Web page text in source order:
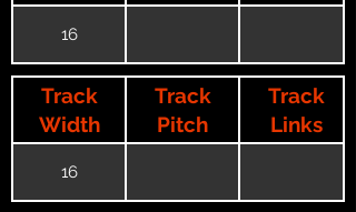
16
Track
Width
Track
Pitch
Track
Links
16